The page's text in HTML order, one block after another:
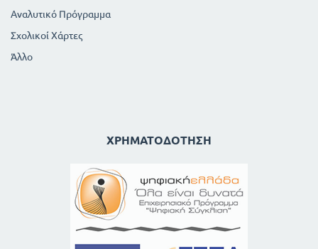
Αναλυτικό Πρόγραμμα
Σχολικοί Χάρτες
Άλλο
ΧΡΗΜΑΤΟΔΌΤΗΣΗ